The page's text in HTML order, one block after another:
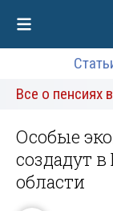
Все о пенсиях
Особые
создадут
области